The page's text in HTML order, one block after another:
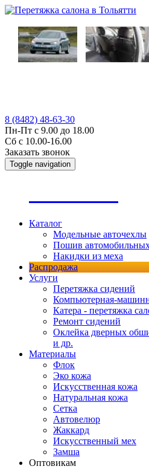
8 (8482) 48-63-30
Пн-Пт с 9.00 до 18.00
Сб с 10.00-16.00
Заказать звонок
Toggle navigation
Каталог
Модельные авточехлы
Пошив
Накидки из меха
Распродажа
Услуги
Перетяжка сидений
Компьютерная-
Катера - перетяжка
Ремонт сидений
Оклейка дверных
и др.
Материалы
Флок
Эко кожа
Искусственная кожа
Натуральная кожа
Сетка
Автовелюр
Жаккард
Искусственный мех
Замша
Оптовикам